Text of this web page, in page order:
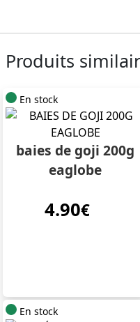
Produits
En stock
baies de goji 200g
eaglobe
4.90€
En stock